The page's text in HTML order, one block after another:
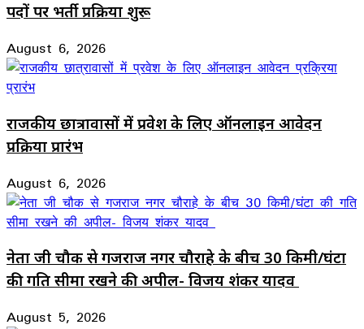
पदों पर भर्ती प्रक्रिया शुरू
August 6, 2026
राजकीय छात्रावासों में प्रवेश के लिए ऑनलाइन आवेदन
प्रक्रिया प्रारंभ
August 6, 2026
नेता जी चौक से गजराज नगर चौराहे के बीच 30 किमी/घंटा
की गति सीमा रखने की अपील- विजय शंकर यादव
August 5, 2026